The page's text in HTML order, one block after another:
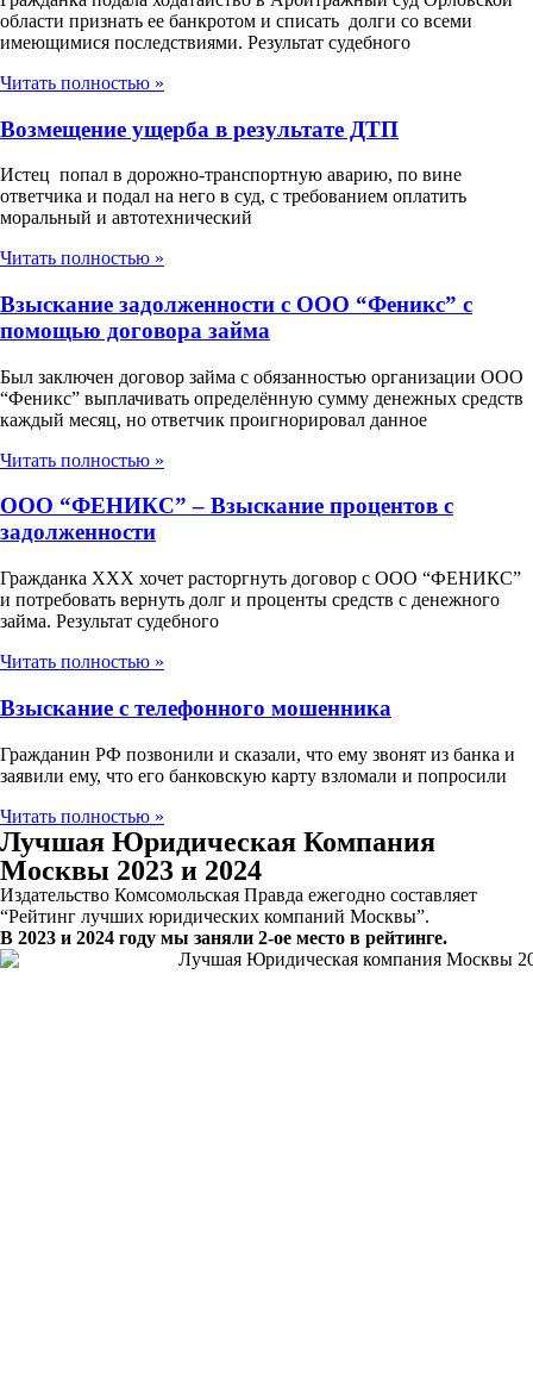
области признать ее банкротом и списать долги со всеми
имеющимися последствиями. Результат судебного
Читать полностью »
Возмещение ущерба в результате ДТП
Истец попал в дорожно-транспортную аварию, по вине
ответчика и подал на него в суд, с требованием оплатить
моральный и автотехнический
Читать полностью »
Взыскание задолженности с ООО “Феникс” с
помощью договора займа
Был заключен договор займа с обязанностью организации ООО
“Феникс” выплачивать определённую сумму денежных средств
каждый месяц, но ответчик проигнорировал данное
Читать полностью »
ООО “ФЕНИКС” – Взыскание процентов с
задолженности
Гражданка ХХХ хочет расторгнуть договор с ООО “ФЕНИКС”
и потребовать вернуть долг и проценты средств с денежного
займа. Результат судебного
Читать полностью »
Взыскание с телефонного мошенника
Гражданин РФ позвонили и сказали, что ему звонят из банка и
заявили ему, что его банковскую карту взломали и попросили
Читать полностью »
Лучшая Юридическая Компания
Москвы 2023 и 2024
Издательство Комсомольская Правда ежегодно составляет
“Рейтинг лучших юридических компаний Москвы”.
В 2023 и 2024 году мы заняли 2-ое место в рейтинге.